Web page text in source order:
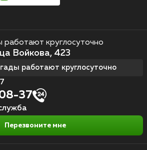
круглосуточно
Войкова, 423
работают круглосуточно
37
Перезвоните мне